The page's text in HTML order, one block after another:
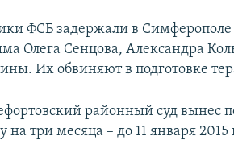
ФСБ задержали в Симферополе
Олега Сенцова, Александра
Их обвиняют в подготовке
районный суд вынес
на три месяца – до 11 января 2015